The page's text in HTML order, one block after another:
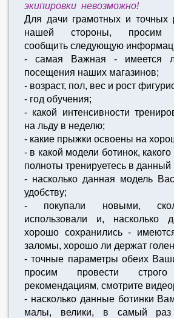
экипировки невозможно!
Для дачи грамотных и точных
нашей стороны, просим
сообщить следующую
- самая Важная - имеется
посещения наших магазинов;
- возраст, пол, вес и рост
- год обучения;
- какой интенсивности
на льду в неделю;
- какие прыжки освоены на
- в какой модели ботинок,
полноты тренируетесь в
- насколько данная модель
удобству;
- покупали новыми,
использовали и, насколько
хорошо сохранились -
заломы, хорошо ли держат
- точные параметры обеих
просим провести
рекомендациям, смотрите
- насколько данные ботинки
малы, велики, в самый